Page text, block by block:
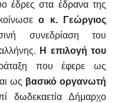
έδρες στα έδρανα της
ο κ. Γεώργιος
συνεδρίαση του
Η επιλογή του
που έφερε ως
ως βασικό οργανωτή
δωδεκαετία Δήμαρχο